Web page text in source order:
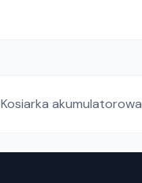
Kosiarka akumulatorowa